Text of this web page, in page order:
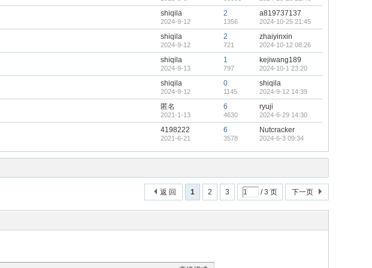
shiqila
2024-9-12
2
1356
a819737137
2024-10-25 21:45
shiqila
2024-9-12
2
721
zhaiyinxin
2024-10-12 08:26
shiqila
2024-9-13
1
797
kejiwang189
2024-10-1 23:20
shiqila
2024-9-12
0
1145
shiqila
2024-9-12 14:39
匿名
2021-1-13
6
4630
ryuji
2024-6-29 14:30
4198222
2021-6-21
6
3578
Nutcracker
2024-6-3 09:34
1 2 3 / 3 页 下一页
返 回